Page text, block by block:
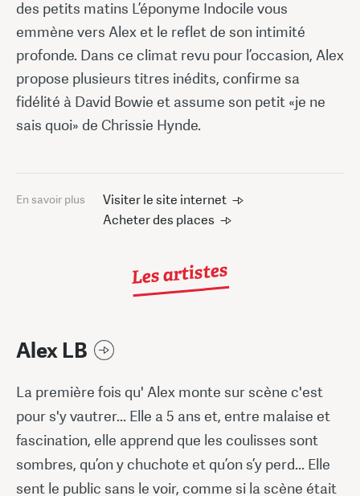
des petits matins L’éponyme Indocile vous
emmène vers Alex et le reflet de son intimité
profonde. Dans ce climat revu pour l’occasion, Alex
propose plusieurs titres inédits, confirme sa
fidélité à David Bowie et assume son petit «je ne
sais quoi» de Chrissie Hynde.
En savoir plus
Visiter le site internet
Acheter des places
Les artistes
Alex LB
La première fois qu' Alex monte sur scène c'est
pour s'y vautrer... Elle a 5 ans et, entre malaise et
fascination, elle apprend que les coulisses sont
sombres, qu’on y chuchote et qu’on s’y perd... Elle
sent le public sans le voir, comme si la scène était